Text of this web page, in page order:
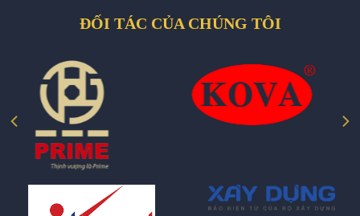
ĐỐI TÁC CỦA CHÚNG TÔI